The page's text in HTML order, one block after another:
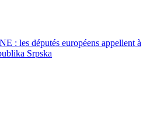
: les députés européens appellent à
Srpska